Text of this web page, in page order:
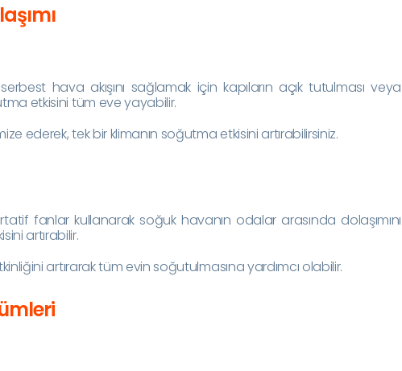
hava akışını sağlamak için kapıların açık tutulması veya
etkisini tüm eve yayabilir.
ederek, tek bir klimanın soğutma etkisini artırabilirsiniz.
fanlar kullanarak soğuk havanın odalar arasında dolaşımını
artırabilir.
artırarak tüm evin soğutulmasına yardımcı olabilir.